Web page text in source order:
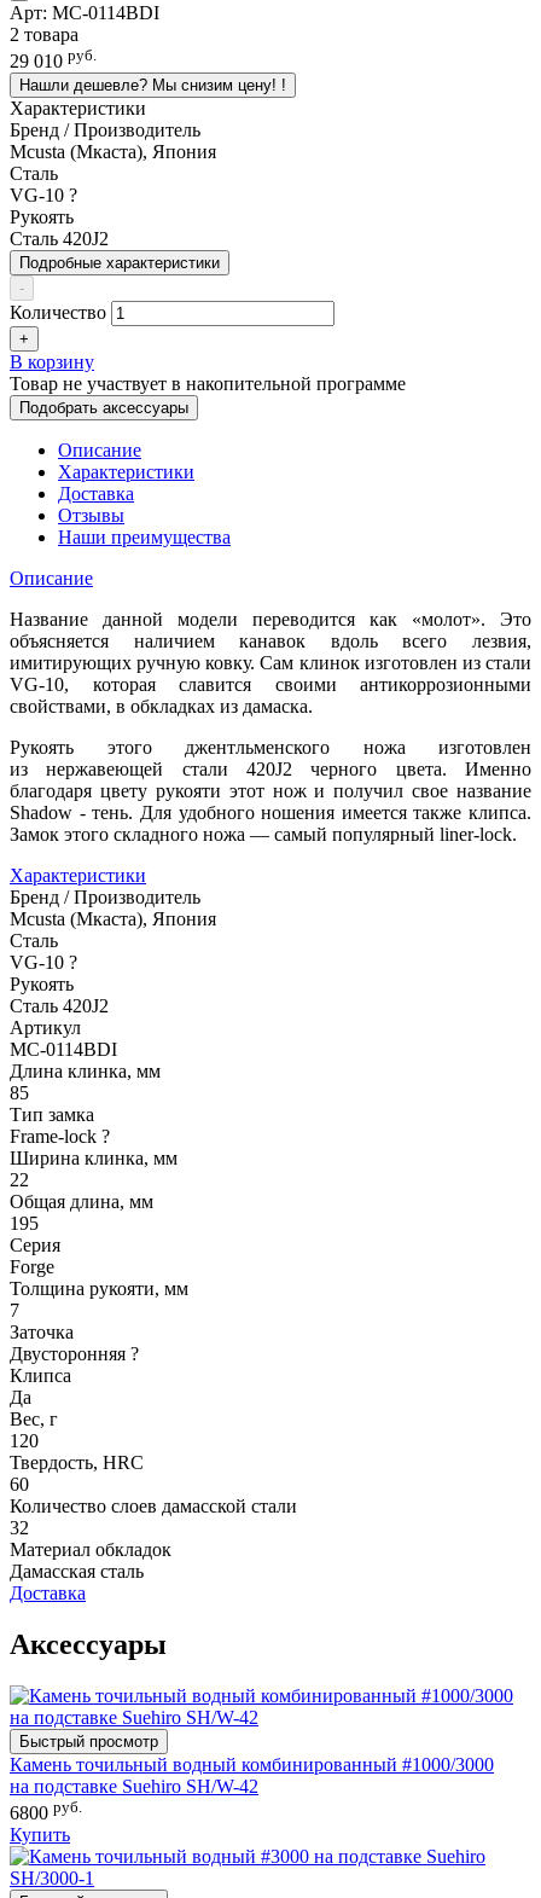
Арт: MC-0114BDI
2 товара
29 010 руб.
Нашли дешевле? Мы снизим цену! !
Характеристики
Бренд / Производитель
Mcusta (Мкаста), Япония
Сталь
VG-10 ?
Рукоять
Сталь 420J2
Подробные характеристики
-
Количество
+
В корзину
Товар не участвует в накопительной программе
Подобрать аксессуары
Описание
Характеристики
Доставка
Отзывы
Наши преимущества
Описание
Название данной модели переводится как «молот». Это
объясняется наличием канавок вдоль всего лезвия,
имитирующих ручную ковку. Сам клинок изготовлен из стали
VG-10, которая славится своими антикоррозионными
свойствами, в обкладках из дамаска.
Рукоять этого джентльменского ножа изготовлен
из нержавеющей стали 420J2 черного цвета. Именно
благодаря цвету рукояти этот нож и получил свое название
Shadow - тень. Для удобного ношения имеется также клипса.
Замок этого складного ножа — самый популярный liner-lock.
Характеристики
Бренд / Производитель
Mcusta (Мкаста), Япония
Сталь
VG-10 ?
Рукоять
Сталь 420J2
Артикул
MC-0114BDI
Длина клинка, мм
85
Тип замка
Frame-lock ?
Ширина клинка, мм
22
Общая длина, мм
195
Серия
Forge
Толщина рукояти, мм
7
Заточка
Двусторонняя ?
Клипса
Да
Вес, г
120
Твердость, HRC
60
Количество слоев дамасской стали
32
Материал обкладок
Дамасская сталь
Доставка
Аксессуары
Быстрый просмотр
Камень точильный водный комбинированный #1000/3000
на подставке Suehiro SH/W-42
6800 руб.
Купить